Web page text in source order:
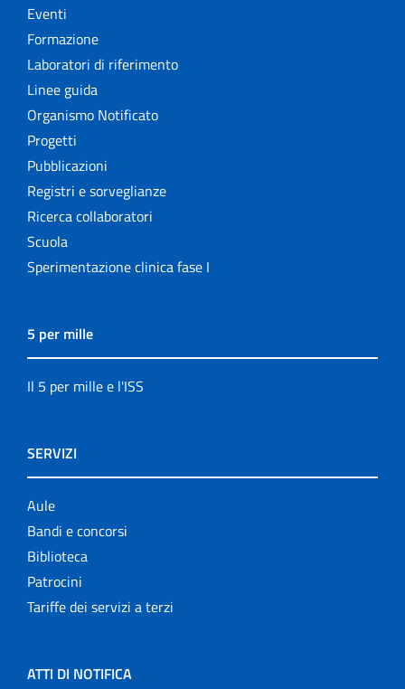
Eventi
Formazione
Laboratori di riferimento
Linee guida
Organismo Notificato
Progetti
Pubblicazioni
Registri e sorveglianze
Ricerca collaboratori
Scuola
Sperimentazione clinica fase I
5 per mille
Il 5 per mille e l'ISS
SERVIZI
Aule
Bandi e concorsi
Biblioteca
Patrocini
Tariffe dei servizi a terzi
ATTI DI NOTIFICA